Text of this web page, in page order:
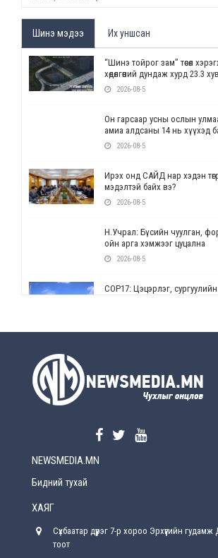
Шинэ мэдээ Их уншсан
“Шинэ тойрог зам” төсөл
хөдөлгөөний дундаж хурд 23.3
2026-08-5
Он гарсаар усны ослын
амиа алдсаны 14 нь хүүхэд
2026-08-5
Ирэх онд САЙД нар хэдэн
мэдэлтэй байх вэ?
2026-08-5
Н.Учрал: Бүсийн чуулган,
ойн арга хэмжээг цуцална
2026-08-5
СОР17: Цэцэрлэг, сургуулийн
2026-08-5
2026-08-5
хүрсэн өгөөжөөрөө ажлаа үнэлж,
NEWSMEDIA.MN
Бидний тухай
ХАЯГ
Сүхбаатар дүүрэг 7-р хороо Эрхүүгийн
тоот